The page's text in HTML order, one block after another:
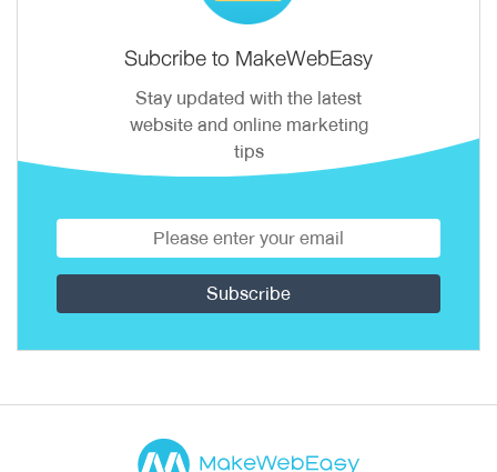
Subcribe to MakeWebEasy
Stay updated with the latest
website and online marketing
tips